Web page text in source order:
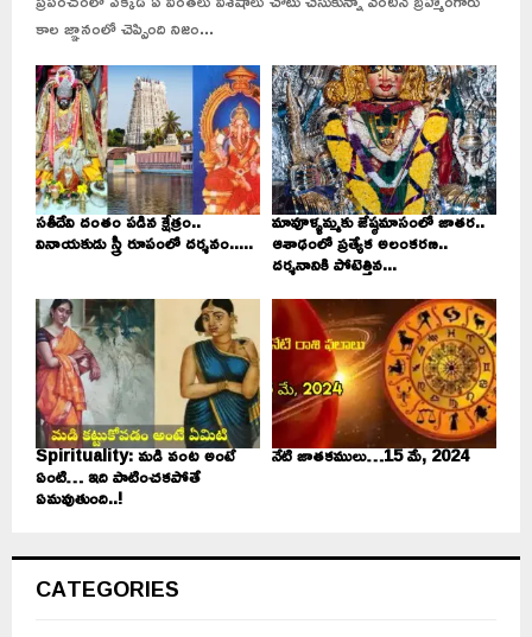
కాల జ్ఞానంలో చెప్పింది నిజం...
సతీదేవి దంతం పడిన క్షేత్రం..
వినాయకుడు స్త్రీ రూపంలో దర్శనం.....
మావూళ్ళమ్మకు జేష్ఠమాసంలో జాతర..
ఆశాఢంలో ప్రత్యేక అలంకరణ..
దర్శనానికి పోటెత్తిన...
Spirituality: మడి వంట అంటే
ఏంటి… ఇది పాటించకపోతే
ఏమవుతుంది..!
నేటి జాతకములు…15 మే, 2024
CATEGORIES